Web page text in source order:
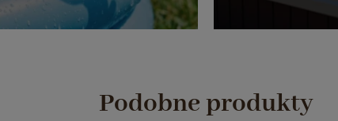
Podobne produkty